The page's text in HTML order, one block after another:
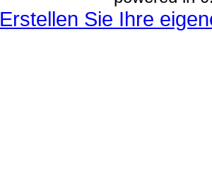
Erstellen Sie Ihre